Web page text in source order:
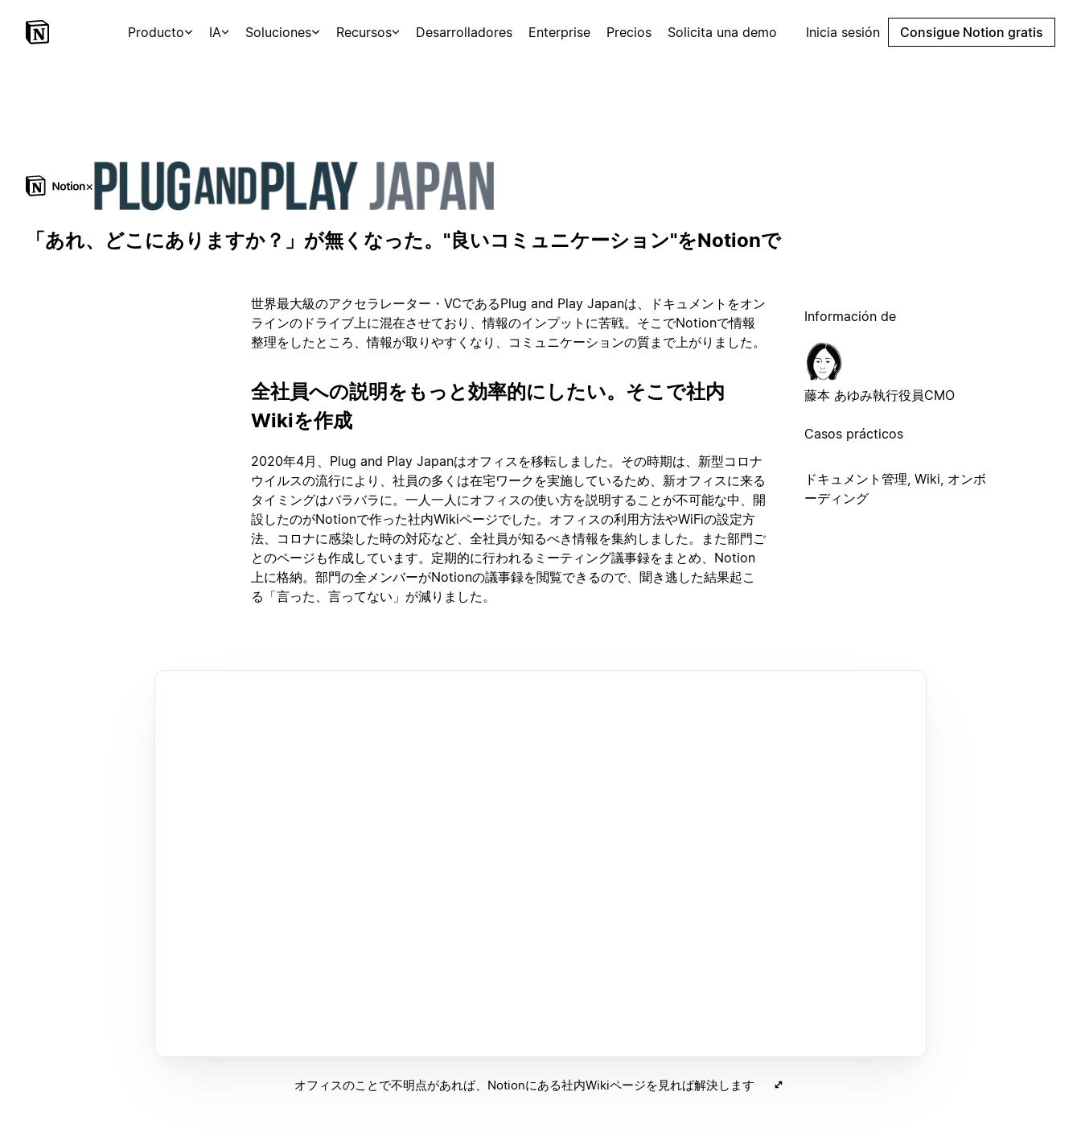
Producto IA Soluciones Recursos Desarrolladores Enterprise Precios Solicita una demo Inicia sesión Consigue Notion gratis
×
「あれ、どこにありますか？」が無くなった。"良いコミュニケーション"をNotionで
世界最大級のアクセラレーター・VCであるPlug and Play Japanは、ドキュメントをオン
ラインのドライブ上に混在させており、情報のインプットに苦戦。そこでNotionで情報
整理をしたところ、情報が取りやすくなり、コミュニケーションの質まで上がりました。
全社員への説明をもっと効率的にしたい。そこで社内
Wikiを作成
2020年4月、Plug and Play Japanはオフィスを移転しました。その時期は、新型コロナ
ウイルスの流行により、社員の多くは在宅ワークを実施しているため、新オフィスに来る
タイミングはバラバラに。一人一人にオフィスの使い方を説明することが不可能な中、開
設したのがNotionで作った社内Wikiページでした。オフィスの利用方法やWiFiの設定方
法、コロナに感染した時の対応など、全社員が知るべき情報を集約しました。また部門ご
とのページも作成しています。定期的に行われるミーティング議事録をまとめ、Notion
上に格納。部門の全メンバーがNotionの議事録を閲覧できるので、聞き逃した結果起こ
る「言った、言ってない」が減りました。
Información de
藤本 あゆみ執行役員CMO
Casos prácticos
ドキュメント管理, Wiki, オンボ
ーディング
オフィスのことで不明点があれば、Notionにある社内Wikiページを見れば解決します